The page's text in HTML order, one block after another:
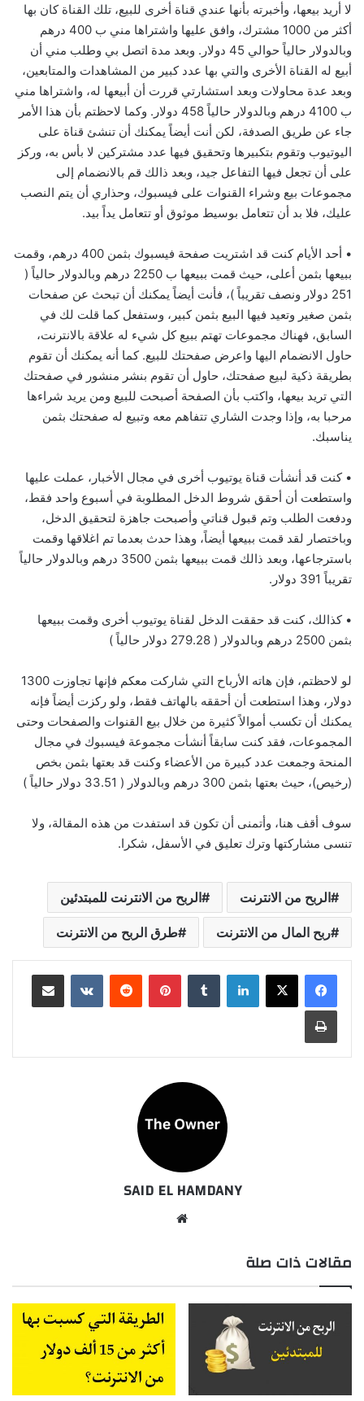
لا أريد بيعها، وأخبرته بأنها عندي قناة أخرى للبيع، تلك القناة كان بها
أكثر من 1000 مشترك، وافق عليها واشتراها مني ب 400 درهم
وبالدولار حالياً حوالي 45 دولار. وبعد مدة اتصل بي وطلب مني أن
أبيع له القناة الأخرى والتي بها عدد كبير من المشاهدات والمتابعين،
وبعد عدة محاولات وبعد استشارتي قررت أن أبيعها له، واشتراها مني
ب 4100 درهم وبالدولار حالياً 458 دولار. وكما لاحظتم بأن هذا الأمر
جاء عن طريق الصدفة، لكن أنت أيضاً يمكنك أن تنشئ قناة على
اليوتيوب وتقوم بتكبيرها وتحقيق فيها عدد مشتركين لا بأس به، وركز
على أن تجعل فيها التفاعل جيد، وبعد ذالك قم بالانضمام إلى
مجموعات بيع وشراء القنوات على فيسبوك، وحذاري أن يتم النصب
عليك، فلا بد أن تتعامل بوسيط موثوق أو تتعامل يداً بيد.
• أحد الأيام كنت قد اشتريت صفحة فيسبوك بثمن 400 درهم، وقمت
ببيعها بثمن أعلى، حيث قمت ببيعها ب 2250 درهم وبالدولار حالياً (
251 دولار ونصف تقريباً )، فأنت أيضاً يمكنك أن تبحث عن صفحات
بثمن صغير وتعيد فيها البيع بثمن كبير، وستفعل كما قلت لك في
السابق، فهناك مجموعات تهتم ببيع كل شيء له علاقة بالانترنت،
حاول الانضمام اليها واعرض صفحتك للبيع. كما أنه يمكنك أن تقوم
بطريقة ذكية لبيع صفحتك، حاول أن تقوم بنشر منشور في صفحتك
التي تريد بيعها، واكتب بأن الصفحة أصبحت للبيع ومن يريد شراءها
مرحبا به، وإذا وجدت الشاري تتفاهم معه وتبيع له صفحتك بثمن
يناسبك.
• كنت قد أنشأت قناة يوتيوب أخرى في مجال الأخبار، عملت عليها
واستطعت أن أحقق شروط الدخل المطلوبة في أسبوع واحد فقط،
ودفعت الطلب وتم قبول قناتي وأصبحت جاهزة لتحقيق الدخل،
وباختصار لقد قمت ببيعها أيضاً، وهذا حدث بعدما تم اغلاقها وقمت
باسترجاعها، وبعد ذالك قمت ببيعها بثمن 3500 درهم وبالدولار حالياً
تقريباً 391 دولار.
• كذالك، كنت قد حققت الدخل لقناة يوتيوب أخرى وقمت ببيعها
بثمن 2500 درهم وبالدولار ( 279.28 دولار حالياً )
لو لاحظتم، فإن هاته الأرباح التي شاركت معكم فإنها تجاوزت 1300
دولار، وهذا استطعت أن أحققه بالهاتف فقط، ولو ركزت أيضاً فإنه
يمكنك أن تكسب أموالاً كثيرة من خلال بيع القنوات والصفحات وحتى
المجموعات، فقد كنت سابقاً أنشأت مجموعة فيسبوك في مجال
المنحة وجمعت عدد كبيرة من الأعضاء وكنت قد بعتها بثمن بخص
(رخيص)، حيث بعتها بثمن 300 درهم وبالدولار ( 33.51 دولار حالياً )
سوف أقف هنا، وأتمنى أن تكون قد استفدت من هذه المقالة، ولا
تنسى مشاركتها وترك تعليق في الأسفل، شكرا.
الربح من الانترنت الربح من الانترنت للمبتدئين
ربح المال من الانترنت طرق الربح من الانترنت
لينكدإن بينتيريست مشاركة عبر البريد
طباعة
SAID EL HAMDANY
مقالات ذات صلة